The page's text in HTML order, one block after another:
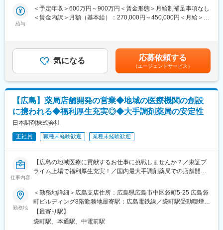
■豊富なキャリアパス：
2）ピアスグループ内の様々な美容ブランドへ異動して新たな職種
にチャレンジできます
3）店頭で培った経験をもとに、本社で人事・製品プロモーショ
ン・マーケティングなどに携われるチャンスもあります
■就業環境：
・有名ブランドを多数展開している当社製品を特別価格で購入で
きます。働きながら自身も美しくなることができる環境です！
・あなたの奨学金返済を会社が8割負担してくれます！お給料を自
身の好きなことに使えると社員に好評の制度です！
・適正使用のための勉強会・説明会・トレーニング等の企画・実
■担当製品：モニタリングデバイス、ディスポーザル製品（センサ
ー、カテーテル等）、ソフトウェア
る“早期異常検知システム”です。AIによる予測アルゴリズムを搭載
しており、患者さんの容態が不安定になる前に予防的介入をサポ
ートすることができます。
■入社後の研修
入社後1か月の座学研修で製品や領域についての知識を身に着けて
いただけます。その後、現場配属となりますが、最初はトレーナ
ーが同行しながら顧客活動を進めていただきます。
■ポジション魅力：当社の診断機器は適切な治療をする上で非常に
く評価されています。検査だけに留まらず、臨床医へのフィード
バックまで一貫して携わることができるのも大きなやりがいで
す。また、目標達成率だけでなく、会社として定めている注力製
品に対してのインセンティブなどもあります。
給与
＜予定年収＞600万円～900万円＜賃金形態＞月給制補足事項なし
＜賃金内訳＞月額（基本給）：270,000円～450,000円＜月給＞
ます。賃金はあくまでも目安の金額であり、選考を通じて上下す
る可能性があります。月給(月額)は固定手当を含めた表記です。
気になる 応募依頼する
（エージェントサービス）
【広島】薬局店舗開発の営業◆地域の医療機関の創設
に携われる◆福利厚生充実◎◆大手調剤薬局の安定性
日本調剤株式会社
正社員 職種未経験歓迎 業種未経験歓迎
仕事内容
【広島の地域医療に貢献するお仕事に挑戦しませんか？／東証プ
ライム上場で福利厚生充実！／国内最大手調剤薬局での店舗開発
境◎】
【業務内容】
調剤薬局業界のリーディングカンパニーである当社にて、主に新
規店舗開局に向けた店舗開発提案・医師への開業支援業務をご担
勤務地
＜勤務地詳細＞広島支店住所：広島県広島市中区袋町5-25 広島袋
町ビルディング8階勤務地最寄駅：広島電鉄線／袋町駅受動喫煙対
策：屋内全面禁煙変更の範囲：会社の定める事業所
【最寄り駅】
袋町駅、本通駅、中電前駅